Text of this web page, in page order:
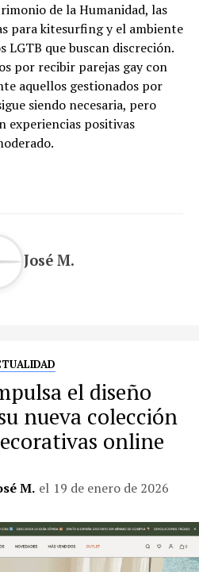
de la Humanidad, las
para kitesurfing y el ambiente
LGTB que buscan discreción.
por recibir parejas gay con
aquellos gestionados por
siendo necesaria, pero
experiencias positivas
José M.
el diseño
nueva colección
online
M. el 19 de enero de 2026